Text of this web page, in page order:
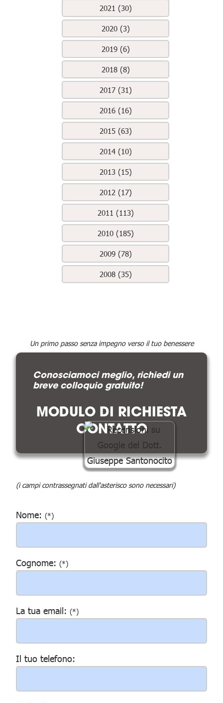
2021 (30)
2020 (3)
2019 (6)
2018 (8)
2017 (31)
2016 (16)
2015 (63)
2014 (10)
2013 (15)
2012 (17)
2011 (113)
2010 (185)
2009 (78)
2008 (35)
Un primo passo senza impegno verso il tuo benessere
Conosciamoci meglio, richiedi un
breve colloquio gratuito!
MODULO DI RICHIESTA
CONTATTO
(i campi contrassegnati dall'asterisco sono necessari)
Nome: (*)
Cognome: (*)
La tua email: (*)
Il tuo telefono: